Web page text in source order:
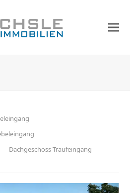
Dachgeschoss Traufeingang